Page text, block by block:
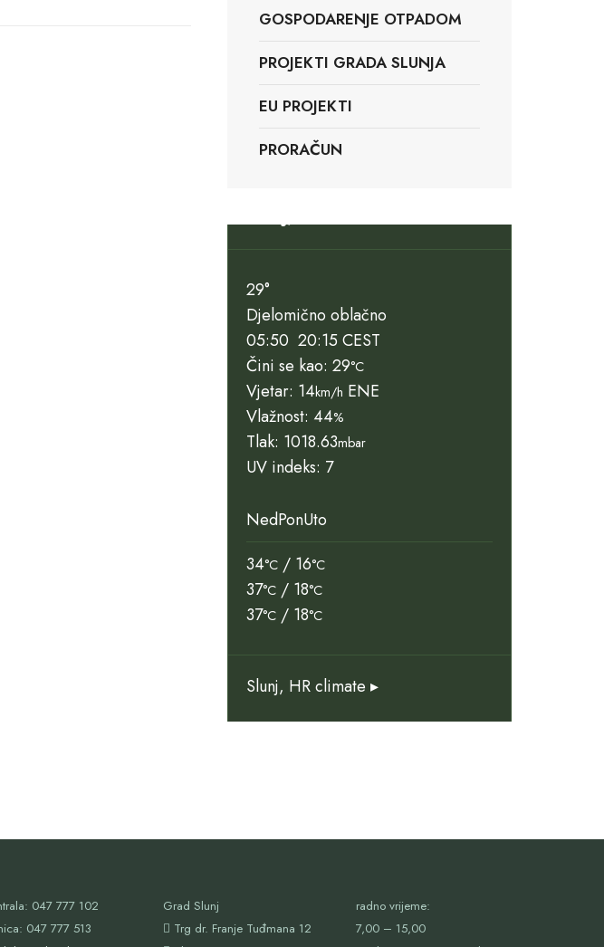
GOSPODARENJE OTPADOM
PROJEKTI GRADA SLUNJA
EU PROJEKTI
PRORAČUN
29°
Djelomično oblačno
05:50 20:15 CEST
Čini se kao: 29°C
Vjetar: 14km/h ENE
Vlažnost: 44%
Tlak: 1018.63mbar
UV indeks: 7
NedPonUto
34°C / 16°C
37°C / 18°C
37°C / 18°C
Slunj, HRclimate ▸
047 777 102
047 777 513
Grad Slunj
Trg dr. Franje Tuđmana 12
radno vrijeme:
7,00 – 15,00